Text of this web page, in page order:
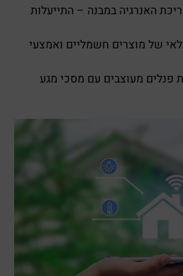
האנרגיה במבנה – התייעלות
של מוצרים חשמליים ואמצעי
פנלים מעוצבים עם מסכי מגע